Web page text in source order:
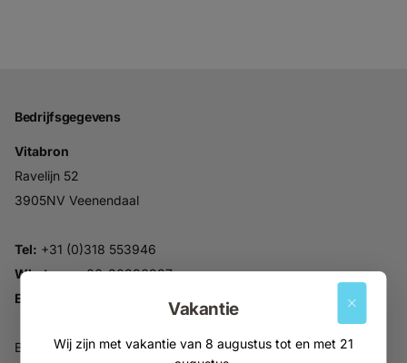
Vakantie
Wij zijn met vakantie van 8 augustus tot en met 21
Bedrijfsgegevens
Vitabron
Ravelijn 52
3905NV Veenendaal
Tel: +31 (0)318 553946
Whatsapp:06-30896937
Email:
BTW NL816914679B01